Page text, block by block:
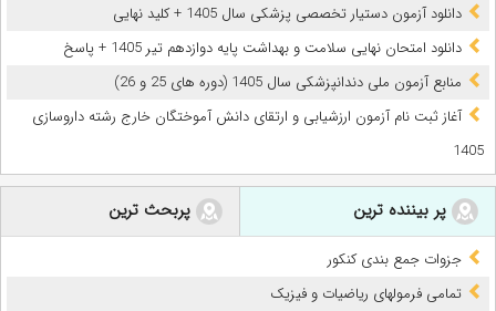
دانلود آزمون دستیار تخصصی پزشکی سال 1405 + کلید نهایی
دانلود امتحان نهایی سلامت و بهداشت پایه دوازدهم تیر 1405 + پاسخ
ﻣﻨﺎﺑﻊ آزﻣﻮن ﻣﻠﯽ دندانپزشکی سال 1405 (دوره های 25 و 26)
آغاز ثبت نام آزمون‌ ارزشیابی و ارتقای دانش آموختگان خارج رشته داروسازی
1405
پر بیننده ترین پربحث ترین
جزوات جمع بندی کنکور
تمامی فرمولهای ریاضیات و فیزیک